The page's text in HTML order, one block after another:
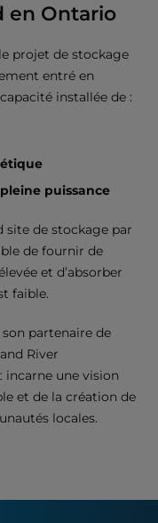
en Ontario
projet de stockage
entré en
installée de :
puissance
site de stockage par
de fournir de
et d’absorber
faible.
partenaire de
River
une vision
et de la création de
locales.